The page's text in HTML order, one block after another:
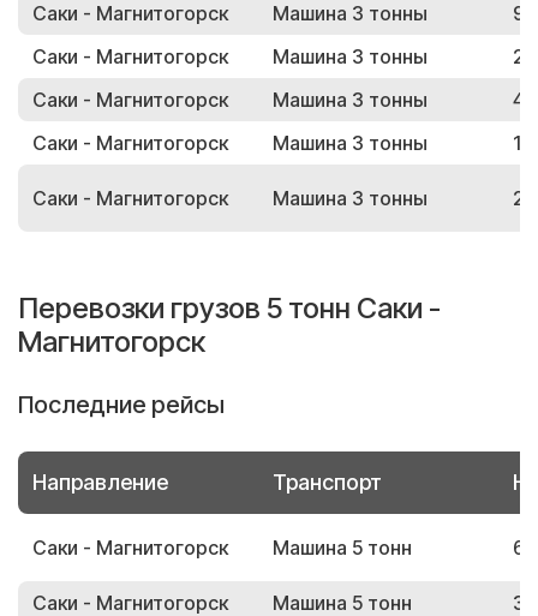
Саки - Магнитогорск
Машина 3 тонны
Саки - Магнитогорск
Машина 3 тонны
Саки - Магнитогорск
Машина 3 тонны
Саки - Магнитогорск
Машина 3 тонны
Саки - Магнитогорск Машина 3 тонны
Перевозки грузов 5 тонн Саки -
Магнитогорск
Последние рейсы
Направление Транспорт
Саки - Магнитогорск Машина 5 тонн
Саки - Магнитогорск Машина 5 тонн